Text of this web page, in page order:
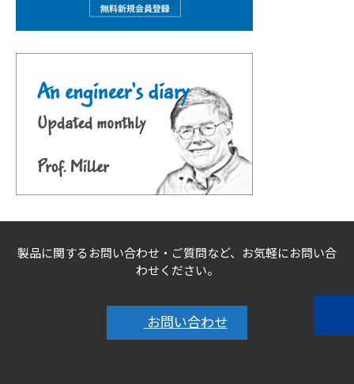
製品に関するお問い合わせ・ご質問など、お気軽にお問い合
わせください。
お問い合わせ